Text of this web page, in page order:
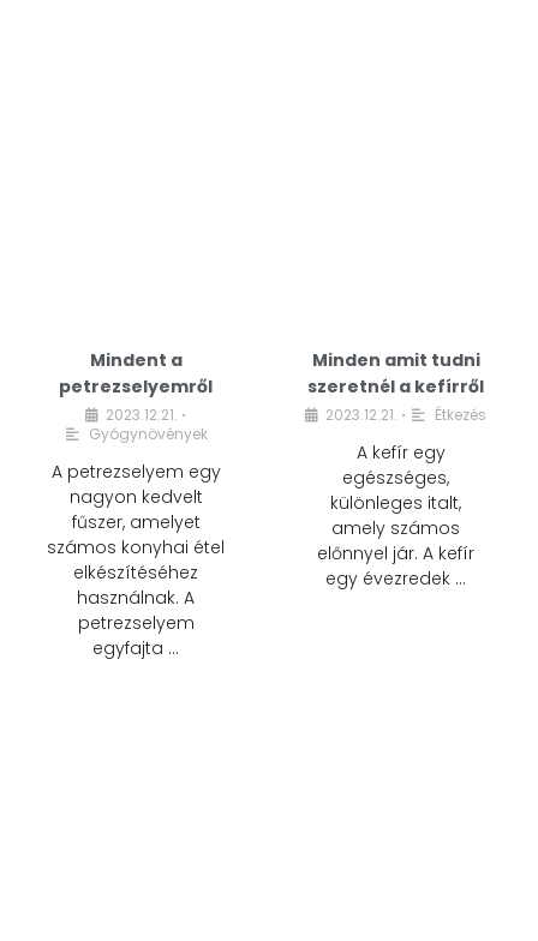
Mindent a
petrezselyemről
2023.12.21. •
Gyógynövények
A petrezselyem egy
nagyon kedvelt
fűszer, amelyet
számos konyhai étel
elkészítéséhez
használnak. A
petrezselyem
egyfajta …
Minden amit tudni
szeretnél a kefírről
2023.12.21. • Étkezés
A kefír egy
egészséges,
különleges italt,
amely számos
előnnyel jár. A kefír
egy évezredek …